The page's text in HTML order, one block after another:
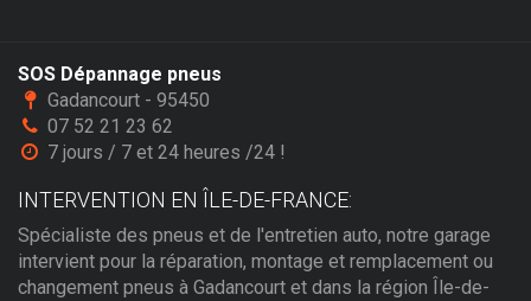
SOS Dépannage pneus
Gadancourt - 95450
07 52 21 23 62
7 jours / 7 et 24 heures /24 !
INTERVENTION EN ÎLE-DE-FRANCE:
Spécialiste des pneus et de l'entretien auto, notre garage
intervient pour la réparation, montage et remplacement ou
changement pneus à Gadancourt et dans la région Île-de-